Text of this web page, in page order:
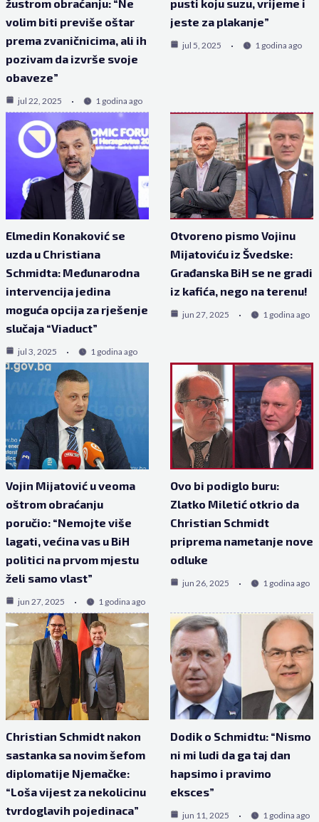
žustrom obraćanju: “Ne
volim biti previše oštar
prema zvaničnicima, ali ih
pozivam da izvrše svoje
obaveze”
jul 22, 2025 1 godina ago
pusti koju suzu, vrijeme i
jeste za plakanje”
jul 5, 2025 1 godina ago
Elmedin Konaković se
uzda u Christiana
Schmidta: Međunarodna
intervencija jedina
moguća opcija za rješenje
slučaja “Viaduct”
jul 3, 2025 1 godina ago
Otvoreno pismo Vojinu
Mijatoviću iz Švedske:
Građanska BiH se ne gradi
iz kafića, nego na terenu!
jun 27, 2025 1 godina ago
Vojin Mijatović u veoma
oštrom obraćanju
poručio: “Nemojte više
lagati, većina vas u BiH
politici na prvom mjestu
želi samo vlast”
jun 27, 2025 1 godina ago
Ovo bi podiglo buru:
Zlatko Miletić otkrio da
Christian Schmidt
priprema nametanje nove
odluke
jun 26, 2025 1 godina ago
Christian Schmidt nakon
sastanka sa novim šefom
diplomatije Njemačke:
“Loša vijest za nekolicinu
tvrdoglavih pojedinaca”
Dodik o Schmidtu: “Nismo
ni mi ludi da ga taj dan
hapsimo i pravimo
eksces”
jun 11, 2025 1 godina ago